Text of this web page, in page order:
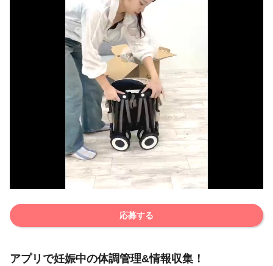
応募する
アプリで妊娠中の体調管理&情報収集！